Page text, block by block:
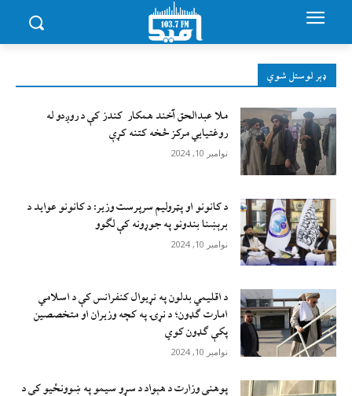
ډېر لوستل شوي
ملا عبدالحق آخند همکار کندز کې د روږدو له
روغتیایي مرکز څخه کتنه کړې
نوامبر 10, 2024
د کانونو او پټرولیم سرپرست وزیر: د کانونو عواید د
برېښنا بندونو په جوړونه کې لګوو
نوامبر 10, 2024
د اقليمي بدلون په نړيوال کنفرانس کې د اسلامي
امارت ګډون؛ د نړۍ په کچه وزيران او متخصصين
پکې ګډون کوي
نوامبر 10, 2024
پوهنې وزارت د هېواد د سړو سيمو په ښوونځيو کې د